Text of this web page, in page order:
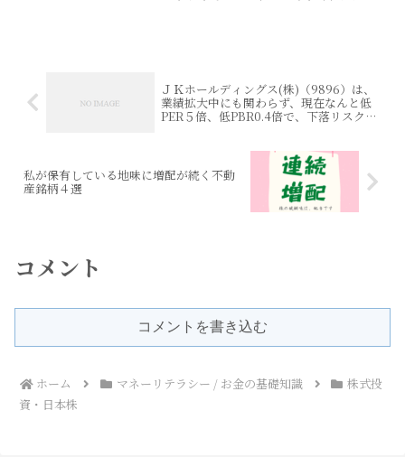
ＪＫホールディングス(株)（9896）は、
業績拡大中にも関わらず、現在なんと低
PER５倍、低PBR0.4倍で、下落リスクは
私が保有している地味に増配が続く不動
産銘柄４選
コメント
コメントを書き込む
ホーム マネーリテラシー / お金の基礎知識
株式投
資・日本株